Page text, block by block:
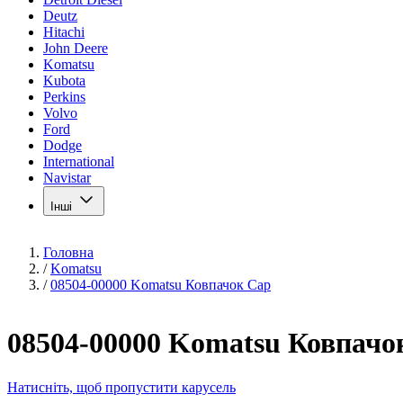
Deutz
Hitachi
John Deere
Komatsu
Kubota
Perkins
Volvo
Ford
Dodge
International
Navistar
Інші
Головна
/ Komatsu
/ 08504-00000 Komatsu Ковпачок Cap
08504-00000 Komatsu
Натисніть, щоб пропустити карусель